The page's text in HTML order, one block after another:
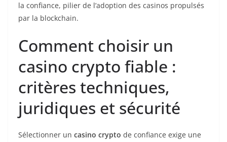
la confiance, pilier de l’adoption des casinos propulsés
par la blockchain.
Comment choisir un
casino crypto fiable :
critères techniques,
juridiques et sécurité
Sélectionner un casino crypto de confiance exige une